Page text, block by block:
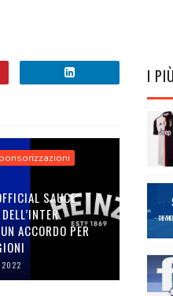
SAUCE
ACCORDO PER
2022
I